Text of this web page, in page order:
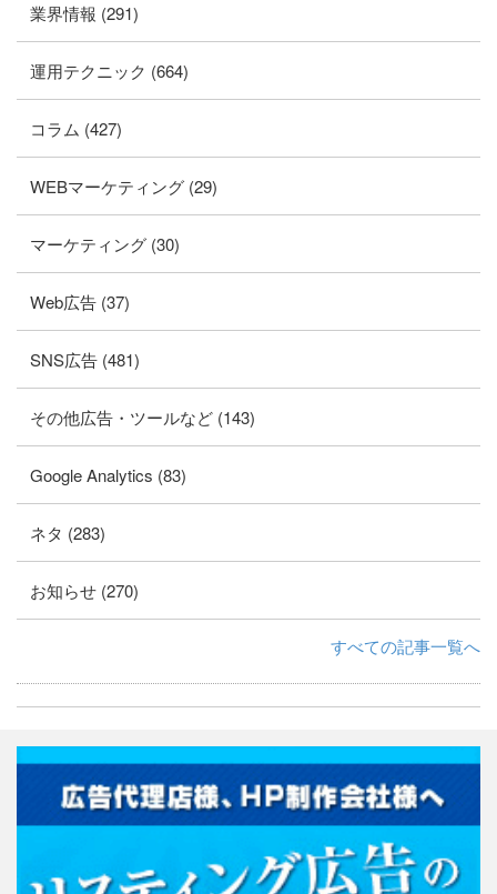
業界情報 (291)
運用テクニック (664)
コラム (427)
WEBマーケティング (29)
マーケティング (30)
Web広告 (37)
SNS広告 (481)
その他広告・ツールなど (143)
Google Analytics (83)
ネタ (283)
お知らせ (270)
すべての記事一覧へ